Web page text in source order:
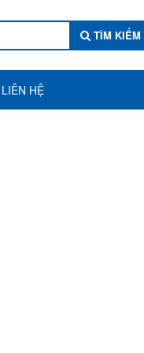
TÌM KIẾM
LIÊN HỆ